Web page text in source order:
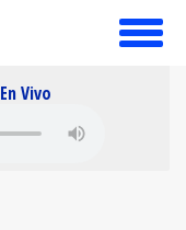
toggle
En Vivo